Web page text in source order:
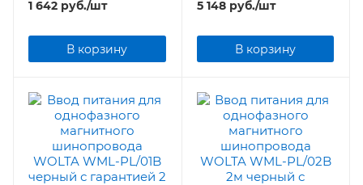
1 642 руб./шт
В корзину
5 148руб./шт
В корзину